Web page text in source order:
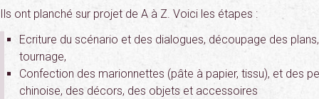
Ils ont planché sur projet de A à Z. Voici les étapes :
Ecriture du scénario et des dialogues, découpage des
tournage,
Confection des marionnettes (pâte à papier, tissu), et des
chinoise, des décors, des objets et accessoires